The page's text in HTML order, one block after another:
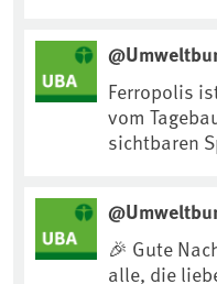
fft/dirk-
Ferropolis
vom
sichtbaren
nur ihre
Hier lässt
🎉 Gute
alle, die